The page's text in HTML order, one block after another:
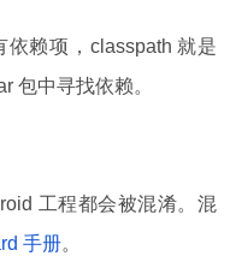
赖项，classpath 就是
包中寻找依赖。
工程都会被混淆。混
手册。